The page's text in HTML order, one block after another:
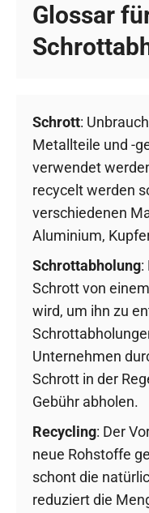
Glossar
Schrott:
Metallteile und -
verwendet
recycelt werden
verschiedenen
Aluminium,
Schrottabholung:
Schrott von
wird, um ihn zu
Unternehmen
Schrott in der
Gebühr abholen.
Recycling: Der
neue Rohstoffe
schont die
reduziert die